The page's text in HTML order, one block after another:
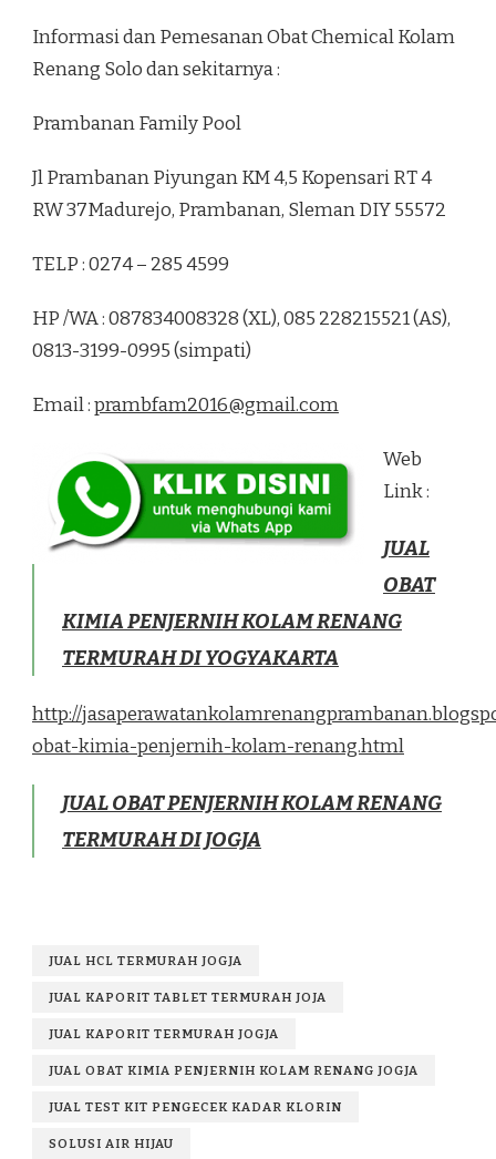
Informasi dan Pemesanan Obat Chemical Kolam
Renang Solo dan sekitarnya :
Prambanan Family Pool
Jl Prambanan Piyungan KM 4,5 Kopensari RT 4
RW 37Madurejo, Prambanan, Sleman DIY 55572
TELP : 0274 – 285 4599
HP /WA : 087834008328 (XL), 085 228215521 (AS),
0813-3199-0995 (simpati)
Email :prambfam2016@gmail.com
Web
Link :
JUAL
OBAT
KIMIA PENJERNIH KOLAM RENANG
TERMURAH DI YOGYAKARTA
http://
obat-kimia-penjernih-kolam-renang.html
JUAL OBAT PENJERNIH KOLAM RENANG
TERMURAH DI JOGJA
JUAL HCL TERMURAH JOGJA
JUAL KAPORIT TABLET TERMURAH JOJA
JUAL KAPORIT TERMURAH JOGJA
JUAL OBAT KIMIA PENJERNIH KOLAM RENANG JOGJA
JUAL TEST KIT PENGECEK KADAR KLORIN
SOLUSI AIR HIJAU